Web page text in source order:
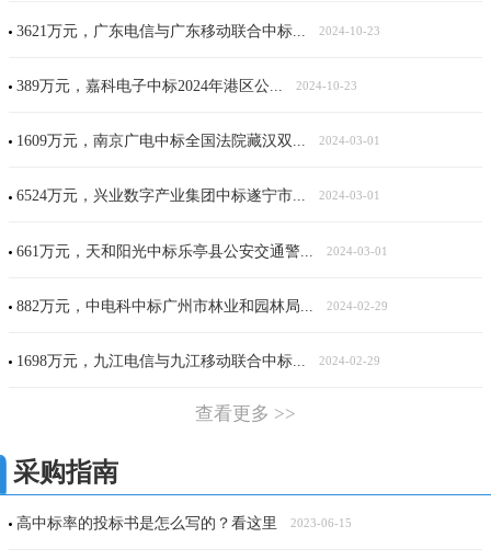
3621万元，广东电信与广东移动联合中标... 2024-10-23
389万元，嘉科电子中标2024年港区公... 2024-10-23
1609万元，南京广电中标全国法院藏汉双... 2024-03-01
6524万元，兴业数字产业集团中标遂宁市... 2024-03-01
661万元，天和阳光中标乐亭县公安交通警... 2024-03-01
882万元，中电科中标广州市林业和园林局... 2024-02-29
1698万元，九江电信与九江移动联合中标... 2024-02-29
查看更多 >>
采购指南
高中标率的投标书是怎么写的？看这里 2023-06-15